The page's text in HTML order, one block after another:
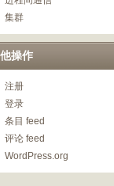
集群
操作
注册
登录
条目 feed
评论 feed
WordPress.org